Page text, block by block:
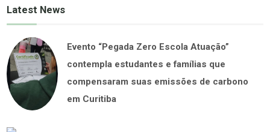
Latest News
Evento “Pegada Zero Escola Atuação”
contempla estudantes e famílias que
compensaram suas emissões de carbono
em Curitiba